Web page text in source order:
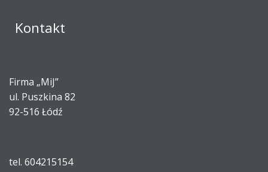
Kontakt
Firma „MiJ”
ul. Puszkina 82
92-516 Łódź
tel. 604215154